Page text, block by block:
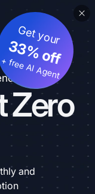
Zero
Get your
33% off
+ free AI Agent
and